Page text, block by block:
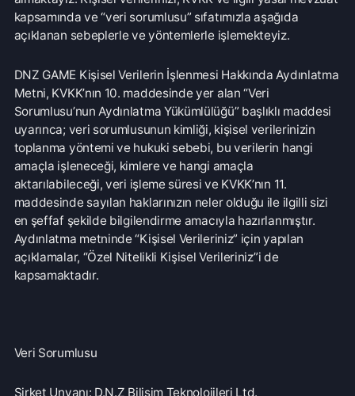
DNZ GAME Kişisel Verilerin İşlenmesi Hakkında Aydınlatma
Metni, KVKK’nın 10. maddesinde yer alan “Veri
uyarınca; veri sorumlusunun kimliği, kişisel verilerinizin
toplanma yöntemi ve hukuki sebebi, bu verilerin hangi
amaçla işleneceği, kimlere ve hangi amaçla
aktarılabileceği, veri işleme süresi ve KVKK’nın 11.
maddesinde sayılan haklarınızın neler olduğu ile ilgilli sizi
en şeffaf şekilde bilgilendirme amacıyla hazırlanmıştır.
Aydınlatma metninde “Kişisel Verileriniz” için yapılan
açıklamalar, “Özel Nitelikli Kişisel Verileriniz”i de
kapsamaktadır.
Veri Sorumlusu
Adres: Serbest Liman ve Bölge Posta Kutusu No: 1070